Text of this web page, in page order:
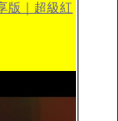
版｜超級紅